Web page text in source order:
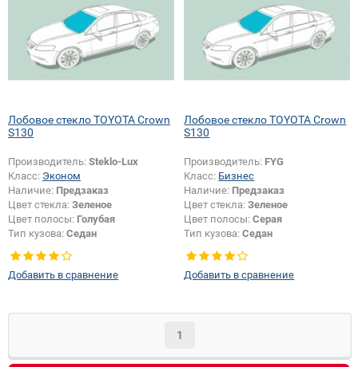
Land Cruiser Prado 150
Land Cruiser Prado 90
LiteAce M30/40
LiteAce R20/30
MR2 Paseo Picnic
Platz
Previa
RAV4 Starlet
Tercel
Urban Cruiser
Verso Verso-S
Vitz
Лобовое стекло TOYOTA Crown
S130
Производитель: Steklo-Lux
Класс: Эконом
Наличие: Предзаказ
Цвет стекла: Зеленое
Цвет полосы: Голубая
Тип кузова: Седан
Добавить в сравнение
Лобовое стекло TOYOTA Crown
S130
Производитель: FYG
Класс: Бизнес
Наличие: Предзаказ
Цвет стекла:Зеленое
Цвет полосы:Серая
Тип кузова:Седан
Добавить в сравнение
1